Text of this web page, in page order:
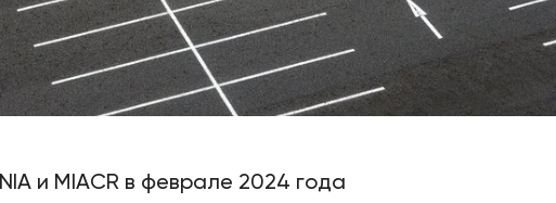
и MIACR в феврале 2024 года